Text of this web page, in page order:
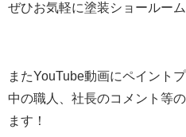
ぜひお気軽に塗装ショールー
またYouTube動画にペイント
中の職人、社長のコメント等
ます！